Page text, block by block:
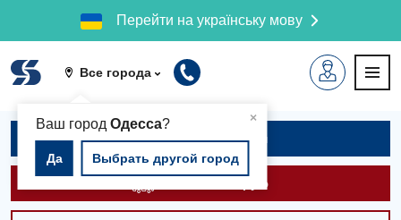
Перейти на українську мову
Все города
×
Ваш город Одесса?
Да Выбрать другой город
Записаться на приём
Вызвать скорую